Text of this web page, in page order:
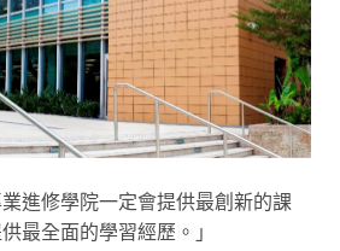
進修學院一定會提供最創新的課
最全面的學習經歷。」